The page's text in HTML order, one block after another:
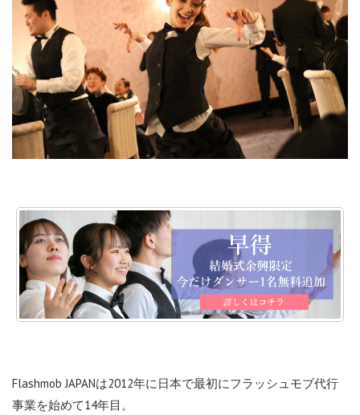
Flashmob JAPANは2012年に日本で最初にフラッシュモブ代行
事業を始めて14年目。